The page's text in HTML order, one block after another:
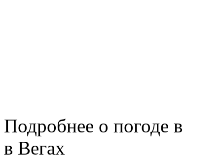
Подробнее о погоде в
в Вегах